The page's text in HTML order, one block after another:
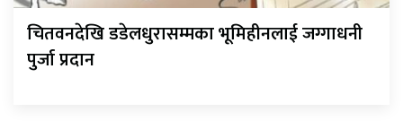
चितवनदेखि डडेलधुरासम्मका भूमिहीनलाई जग्गाधनी
पुर्जा प्रदान